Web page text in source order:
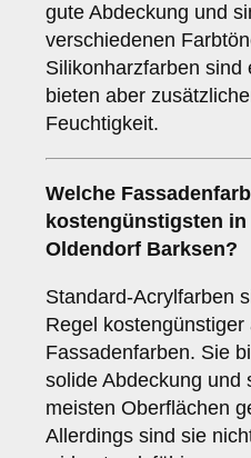
gute Abdeckung und
verschiedenen
Silikonharzfarben sind
bieten aber
Feuchtigkeit.
Welche
kostengünstigsten
Oldendorf Barksen?
Standard-Acrylfarben
Regel kostengünstiger
Fassadenfarben. Sie
solide Abdeckung und
meisten Oberflächen
Allerdings sind sie